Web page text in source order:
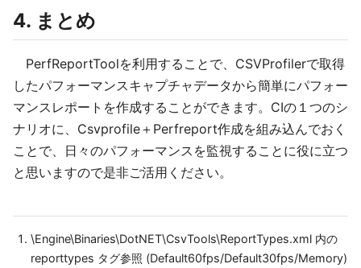
4. まとめ
PerfReportToolを利用することで、CSVProfilerで取得
したパフォーマンスキャプチャデータから簡単にパフォー
マンスレポートを作成することができます。CIの１つのシ
ナリオに、Csvprofile＋Perfreport作成を組み込んでおく
ことで、日々のパフォーマンスを監視することに役に立つ
と思いますので是非ご活用ください。
\Engine\Binaries\DotNET\CsvTools\ReportTypes.xml 内の
reporttypes タグ参照 (Default60fps/Default30fps/Memory)